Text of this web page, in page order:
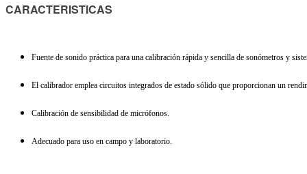
CARACTERISTICAS
Fuente de sonido práctica para una calibración rápida y sencilla de sonómetros y
El calibrador emplea circuitos integrados de estado sólido que proporcionan un
Calibración de sensibilidad de micrófonos.
Adecuado para uso en campo y laboratorio.